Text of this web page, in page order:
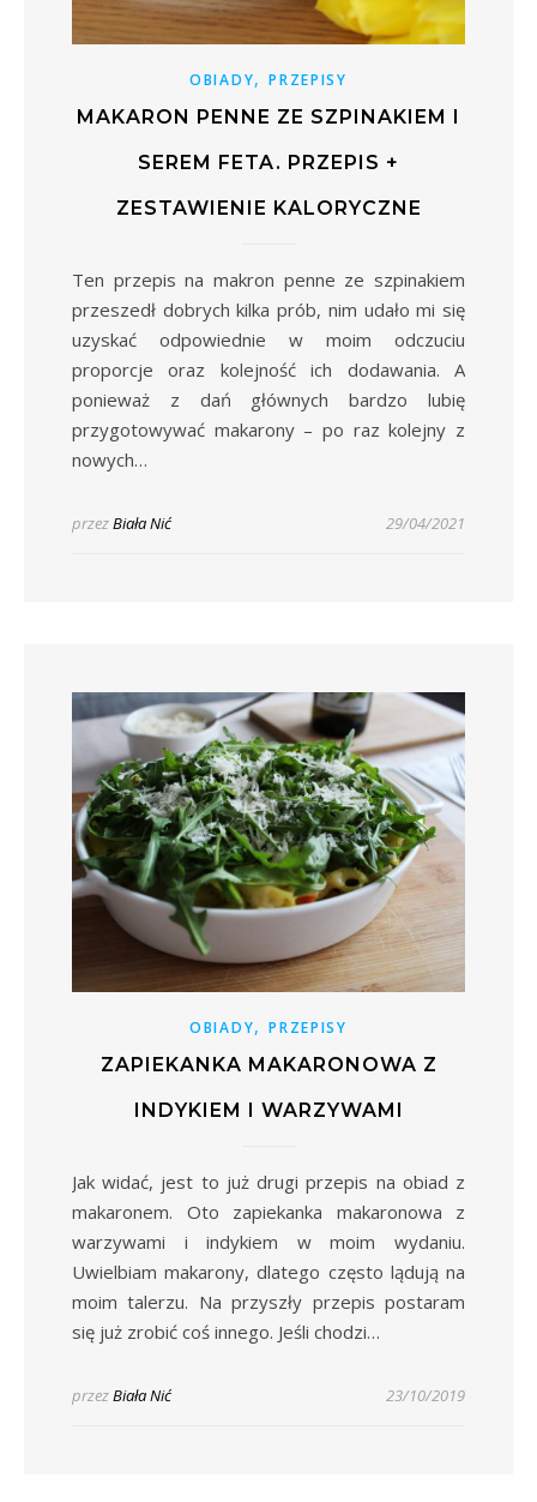
OBIADY,PRZEPISY
MAKARON PENNE ZE SZPINAKIEM I
SEREM FETA. PRZEPIS +
ZESTAWIENIE KALORYCZNE
Ten przepis na makron penne ze szpinakiem
przeszedł dobrych kilka prób, nim udało mi się
uzyskać odpowiednie w moim odczuciu
proporcje oraz kolejność ich dodawania. A
ponieważ z dań głównych bardzo lubię
przygotowywać makarony – po raz kolejny z
nowych…
przezBiała Nić 29/04/2021
OBIADY,PRZEPISY
ZAPIEKANKA MAKARONOWA Z
INDYKIEM I WARZYWAMI
Jak widać, jest to już drugi przepis na obiad z
makaronem. Oto zapiekanka makaronowa z
warzywami i indykiem w moim wydaniu.
Uwielbiam makarony, dlatego często lądują na
moim talerzu. Na przyszły przepis postaram
się już zrobić coś innego. Jeśli chodzi…
przezBiała Nić 23/10/2019